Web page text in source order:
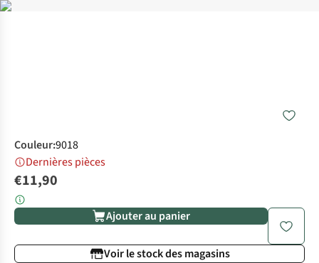
Couleur:9018
Dernières pièces
€11,90
Ajouter au panier
Voir le stock des magasins